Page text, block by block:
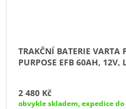
TRAKČNÍ BATERIE VARTA
PURPOSE EFB 60AH, 12V,
2 480 Kč
obvykle skladem, expedice do